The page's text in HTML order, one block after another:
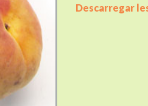
Descarregar